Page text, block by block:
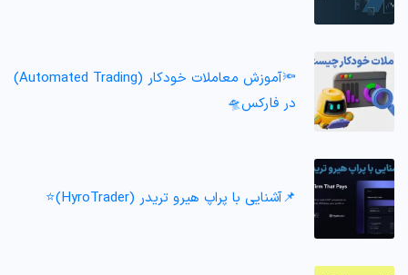
🔦آموزش معاملات خودکار (Automated Trading)
در فارکس🛸
📌آشنایی با پراپ هیرو تریدر (HyroTrader)⭐️